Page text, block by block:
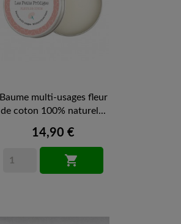
Baume multi-usages fleur
de coton 100% naturel...
14,90 €
